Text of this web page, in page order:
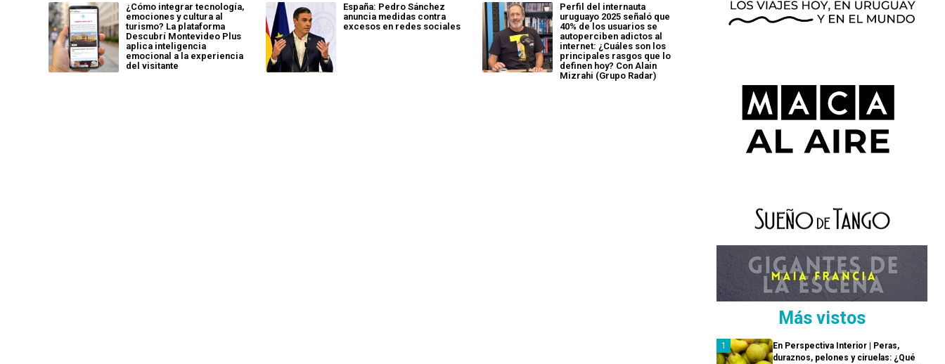
¿Cómo integrar tecnología,
emociones y cultura al
turismo? La plataforma
Descubrí Montevideo Plus
aplica inteligencia
emocional a la experiencia
del visitante
España: Pedro Sánchez
anuncia medidas contra
excesos en redes sociales
Perfil del internauta
uruguayo 2025 señaló que
40% de los usuarios se
autoperciben adictos al
internet: ¿Cuáles son los
principales rasgos que lo
definen hoy? Con Alain
Mizrahi (Grupo Radar)
Más vistos
En Perspectiva Interior | Peras,
duraznos, pelones y ciruelas: ¿Qué